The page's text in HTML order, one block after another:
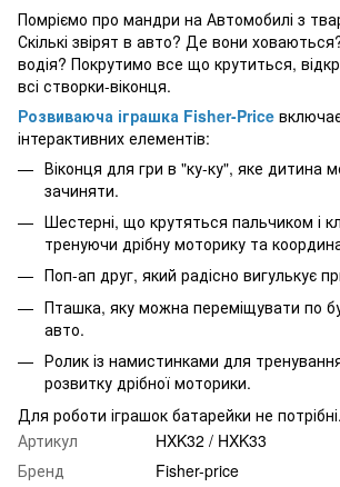
Помріємо про мандри на Автомобилі з
Скількі звірят в авто? Де вони
водія? Покрутимо все що крутиться,
всі створки-віконця.
Розвиваюча іграшка Fisher-Price
інтерактивних елементів:
Віконця для гри в "ку-ку", яке дитина
зачиняти.
Шестерні, що крутяться пальчиком і
тренуючи дрібну моторику та
Поп-ап друг, який радісно вигулькує
Пташка, яку можна переміщувати по
авто.
Ролик із намистинками для
розвитку дрібної моторики.
Для роботи іграшок батарейки не потрібні.
Артикул
HXK32 / HXK33
Бренд
Fisher-price